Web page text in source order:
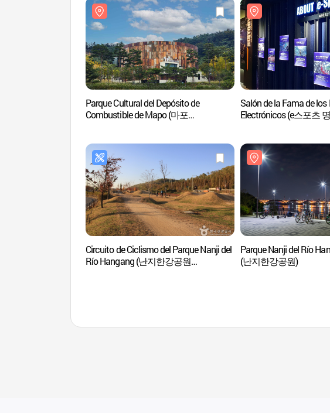
Parque Cultural del Depósito de
Combustible de Mapo (마포
Salón de la Fama de los
Electrónicos (e스포츠
Circuito de Ciclismo del Parque Nanji del
Río Hangang (난지한강공원
Parque Nanji del Río
(난지한강공원)